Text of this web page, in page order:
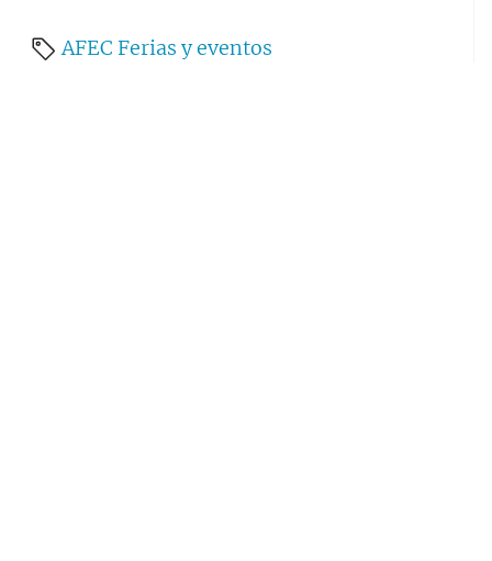
AFEC Ferias y eventos